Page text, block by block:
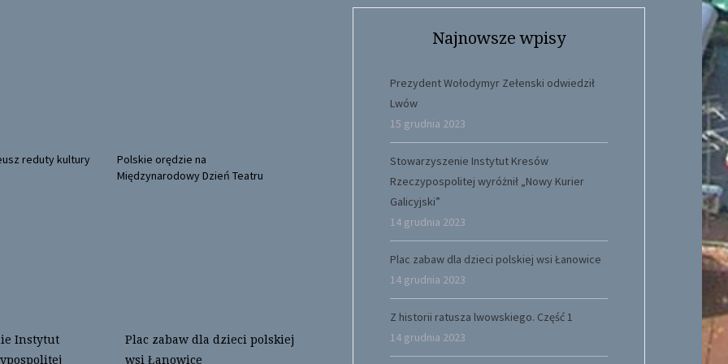
reduty kultury
Polskie orędzie na
Międzynarodowy Dzień Teatru
Instytut
Plac zabaw dla dzieci polskiej
wsi Łanowice
Najnowsze wpisy
Prezydent Wołodymyr Zełenski odwiedził
Lwów
15 grudnia 2023
Stowarzyszenie Instytut Kresów
Rzeczypospolitej wyróżnił „Nowy Kurier
Galicyjski”
14 grudnia 2023
Plac zabaw dla dzieci polskiej wsi Łanowice
14 grudnia 2023
Z historii ratusza lwowskiego. Część 1
14 grudnia 2023